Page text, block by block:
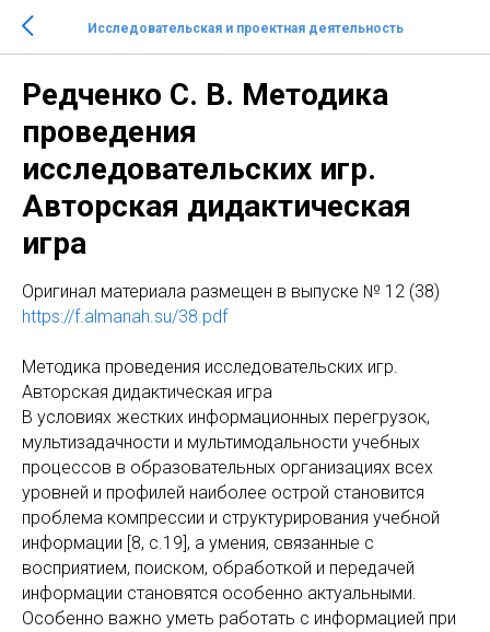
Исследовательская и проектная деятельность
Редченко С. В. Методика
проведения
исследовательских игр.
Авторская дидактическая
игра
Оригинал материала размещен в выпуске № 12 (38)
https://f.almanah.su/38.pdf
Методика проведения исследовательских игр.
Авторская дидактическая игра
В условиях жестких информационных перегрузок,
мультизадачности и мультимодальности учебных
процессов в образовательных организациях всех
уровней и профилей наиболее острой становится
проблема компрессии и структурирования учебной
информации [8, с.19], а умения, связанные с
восприятием, поиском, обработкой и передачей
информации становятся особенно актуальными.
Особенно важно уметь работать с информацией при